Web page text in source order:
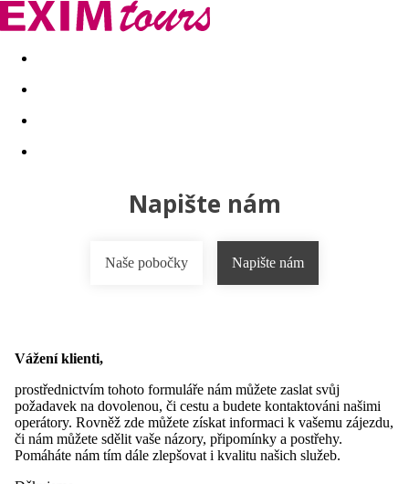
Akční nabídky Last minute
Napište nám
Naše pobočky Napište nám
Vážení klienti,
prostřednictvím tohoto formuláře nám můžete zaslat svůj
požadavek na dovolenou, či cestu a budete kontaktováni našimi
operátory. Rovněž zde můžete získat informaci k vašemu zájezdu,
či nám můžete sdělit vaše názory, připomínky a postřehy.
Pomáháte nám tím dále zlepšovat i kvalitu našich služeb.